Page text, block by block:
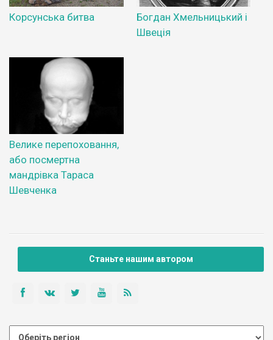
Корсунська битва
Богдан Хмельницький і
Швеція
Велике перепоховання,
або посмертна
мандрівка Тараса
Шевченка
Станьте нашим автором